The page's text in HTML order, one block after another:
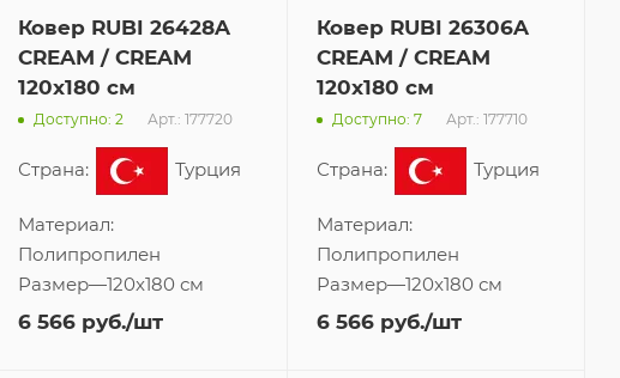
Ковер RUBI 26428A
CREAM / CREAM
120x180 см
Доступно: 2 Арт.: 177720
Страна: Турция
Материал:
Полипропилен
Размер—120x180 см
6 566 руб./шт
Ковер RUBI 26306A
CREAM / CREAM
120x180 см
Доступно: 7 Арт.: 177710
Страна: Турция
Материал:
Полипропилен
Размер—120x180 см
6 566руб./шт